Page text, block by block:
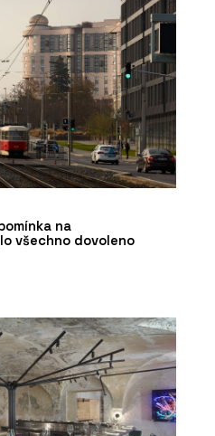
na
všechno dovoleno